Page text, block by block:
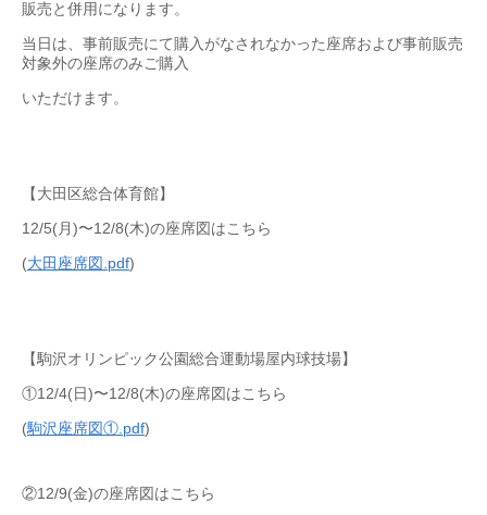
販売と併用になります。
当日は、事前販売にて購入がなされなかった座席および事前販売
対象外の座席のみご購入
いただけます。
【大田区総合体育館】
12/5(月)〜12/8(木)の座席図はこちら
(大田座席図.pdf)
【駒沢オリンピック公園総合運動場屋内球技場】
①12/4(日)〜12/8(木)の座席図はこちら
(駒沢座席図①.pdf)
②12/9(金)の座席図はこちら